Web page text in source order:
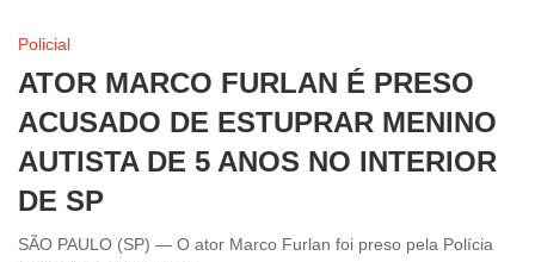
Policial
ATOR MARCO FURLAN É PRESO
ACUSADO DE ESTUPRAR MENINO
AUTISTA DE 5 ANOS NO INTERIOR
DE SP
SÃO PAULO (SP) — O ator Marco Furlan foi preso pela Polícia